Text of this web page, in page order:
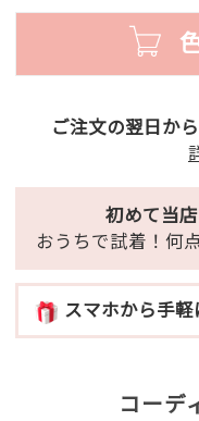
ご注文の翌日か
初めて当
おうちで試着！何
スマホから手
コーデ